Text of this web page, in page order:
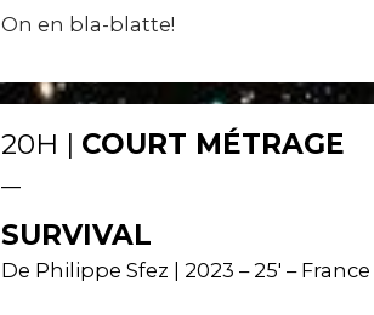
On en bla-blatte!
20H | COURT MÉTRAGE
SURVIVAL
De Philippe Sfez | 2023 – 25′ – France